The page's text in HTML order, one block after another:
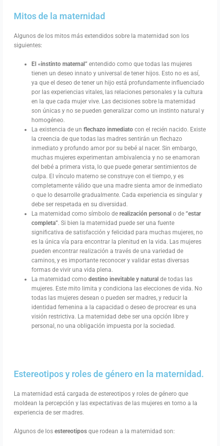
Mitos de la maternidad
Algunos de los mitos más extendidos sobre la maternidad son los
siguientes:
El «instinto maternal” entendido como que todas las mujeres
tienen un deseo innato y universal de tener hijos. Esto no es así,
ya que el deseo de tener un hijo está profundamente influenciado
por las experiencias vitales, las relaciones personales y la cultura
en la que cada mujer vive. Las decisiones sobre la maternidad
son únicas y no se pueden generalizar como un instinto natural y
homogéneo.
La existencia de unflechazo inmediato con el recién nacido. Existe
la creencia de que todas las madres sentirán un flechazo
inmediato y profundo amor por su bebé al nacer. Sin embargo,
muchas mujeres experimentan ambivalencia y no se enamoran
del bebé a primera vista, lo que puede generar sentimientos de
culpa. El vínculo materno se construye con el tiempo, y es
completamente válido que una madre sienta amor de inmediato
o que lo desarrolle gradualmente. Cada experiencia es singular y
debe ser respetada en su diversidad.
La maternidad como símbolo derealización personalo de “estar
completa”. Si bien la maternidad puede ser una fuente
significativa de satisfacción y felicidad para muchas mujeres, no
es la única vía para encontrar la plenitud en la vida. Las mujeres
pueden encontrar realización a través de una variedad de
caminos, y es importante reconocer y validar estas diversas
formas de vivir una vida plena.
La maternidad comodestino inevitable y natural de todas las
mujeres. Este mito limita y condiciona las elecciones de vida. No
todas las mujeres desean o pueden ser madres, y reducir la
identidad femenina a la capacidad o deseo de procrear es una
visión restrictiva. La maternidad debe ser una opción libre y
personal, no una obligación impuesta por la sociedad.
Estereotipos y roles de género en la maternidad.
La maternidad está cargada de estereotipos y roles de género que
moldean la percepción y las expectativas de las mujeres en torno a la
experiencia de ser madres.
Algunos de losestereotipos que rodean a la maternidad son: